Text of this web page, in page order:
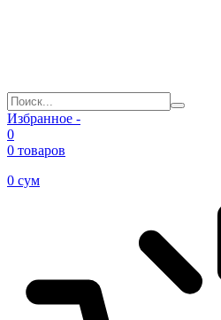
Избранное -
0
0 товаров
0 сум